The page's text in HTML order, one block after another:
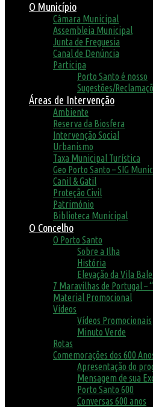
O Município
Câmara Municipal
Assembleia Municipal
Junta de Freguesia
Canal de Denúncia
Participa
Porto Santo é nosso
Sugestões/
Áreas de Intervenção
Ambiente
Reserva da Biosfera
Intervenção Social
Urbanismo
Taxa Municipal Turística
Geo Porto Santo – SIG
Canil & Gatil
Proteção Civil
Património
Biblioteca Municipal
O Concelho
O Porto Santo
Sobre a Ilha
História
Elevação da Vila
7 Maravilhas de Portugal –
Material Promocional
Vídeos
Vídeos Promocionais
Minuto Verde
Rotas
Comemorações dos 600
Apresentação do
Mensagem de sua
Porto Santo 600
Conversas 600 anos